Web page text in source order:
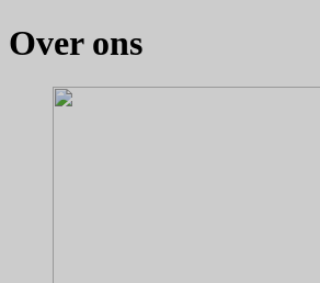
Over ons